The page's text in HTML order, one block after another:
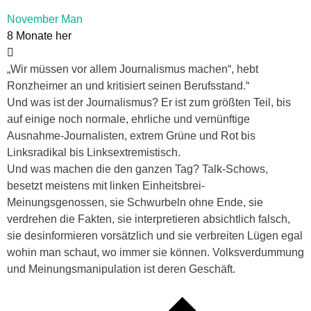
November Man
8 Monate her
„Wir müssen vor allem Journalismus machen“, hebt
Ronzheimer an und kritisiert seinen Berufsstand.“
Und was ist der Journalismus? Er ist zum größten Teil, bis
auf einige noch normale, ehrliche und vernünftige
Ausnahme-Journalisten, extrem Grüne und Rot bis
Linksradikal bis Linksextremistisch.
Und was machen die den ganzen Tag? Talk-Schows,
besetzt meistens mit linken Einheitsbrei-
Meinungsgenossen, sie Schwurbeln ohne Ende, sie
verdrehen die Fakten, sie interpretieren absichtlich falsch,
sie desinformieren vorsätzlich und sie verbreiten Lügen egal
wohin man schaut, wo immer sie können. Volksverdummung
und Meinungsmanipulation ist deren Geschäft.